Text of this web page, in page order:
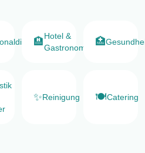
🏨Hotel &
Gastronomie
🏥
✨Reinigung 🍽️Catering